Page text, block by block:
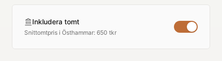
Inkludera tomt
Snittomtpris i Östhammar: 650 tkr